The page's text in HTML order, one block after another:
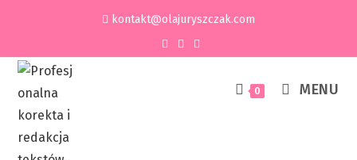
kontakt@olajuryszczak.com
0 MENU